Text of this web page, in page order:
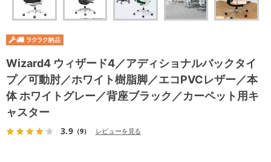
Wizard4 ウィザード4／アディショナルバックタイ
プ／可動肘／ホワイト樹脂脚／エコPVCレザー／本
体 ホワイトグレー／背座ブラック／カーペット用キ
ャスター
3.9（9） レビューを見る